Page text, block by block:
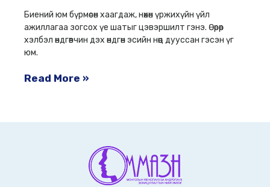
Биений юм бүрмөсөн хаагдаж, нөхөн үржихүйн үйл
ажиллагаа зогсох үе шатыг цэвэршилт гэнэ. Өөрөөр
хэлбэл өндгөвчин дэх өндгөн эсийн нөөц дууссан гэсэн үг
юм.
Read More »